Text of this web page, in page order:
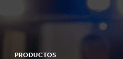
PRODUCTOS